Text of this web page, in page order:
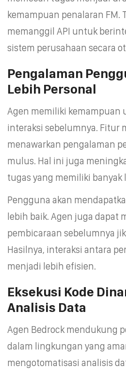
kemampuan penalaran FM.
memanggil API untuk
sistem perusahaan secara
Pengalaman
Lebih Personal
Agen memiliki kemampuan
interaksi sebelumnya. Fitur
menawarkan pengalaman
mulus. Hal ini juga
tugas yang memiliki banyak
Pengguna akan
lebih baik. Agen juga dapat
pembicaraan sebelumnya
Hasilnya, interaksi antara
menjadi lebih efisien.
Eksekusi Kode
Analisis Data
Agen Bedrock mendukung
dalam lingkungan yang
mengotomatisasi analisis